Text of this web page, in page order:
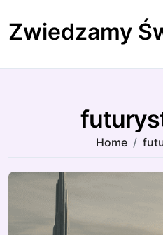
to
content
Zwiedzamy
Home